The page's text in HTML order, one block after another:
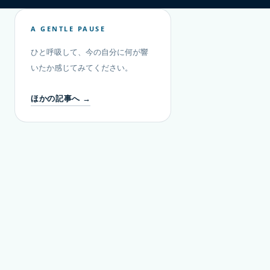
A GENTLE PAUSE
ひと呼吸して、今の自分に何が響
いたか感じてみてください。
ほかの記事へ →